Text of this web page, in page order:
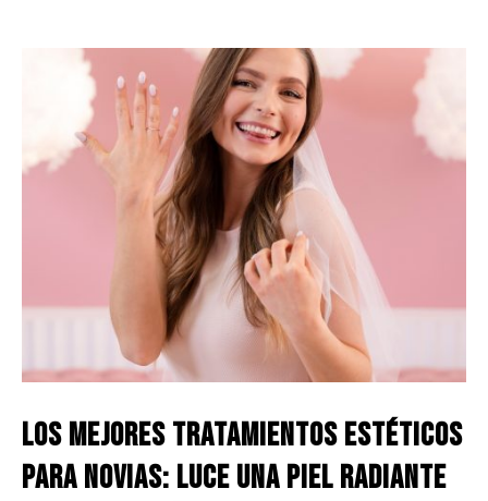
Los Mejores Tratamientos Estéticos
para Novias: Luce una Piel Radiante